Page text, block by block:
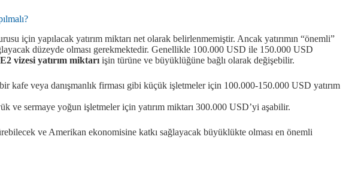
için yapılacak yatırım miktarı net olarak belirlenmemiştir. Ancak yatırımın “önemli”
düzeyde olması gerekmektedir. Genellikle 100.000 USD ile 150.000 USD
E2 vizesi yatırım miktarı işin türüne ve büyüklüğüne bağlı olarak değişebilir.
kafe veya danışmanlık firması gibi küçük işletmeler için 100.000-150.000 USD yatırım
ve sermaye yoğun işletmeler için yatırım miktarı 300.000 USD’yi aşabilir.
ve Amerikan ekonomisine katkı sağlayacak büyüklükte olması en önemli